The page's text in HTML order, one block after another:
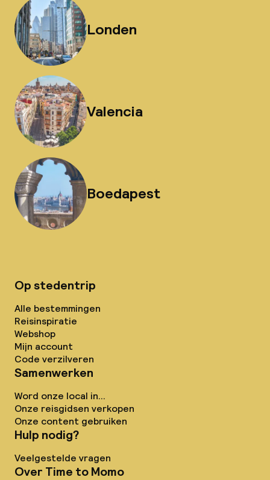
Londen
Valencia
Boedapest
Op stedentrip
Alle bestemmingen
Reisinspiratie
Webshop
Mijn account
Code verzilveren
Samenwerken
Word onze local in...
Onze reisgidsen verkopen
Onze content gebruiken
Hulp nodig?
Veelgestelde vragen
Over Time to Momo